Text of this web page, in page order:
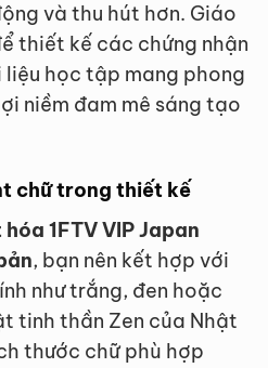
và thu hút hơn. Giáo
thiết kế các chứng nhận
học tập mang phong
niềm đam mê sáng tạo
chữ trong thiết kế
1FTV VIP Japan
, bạn nên kết hợp với
như trắng, đen hoặc
tinh thần Zen của Nhật
thước chữ phù hợp